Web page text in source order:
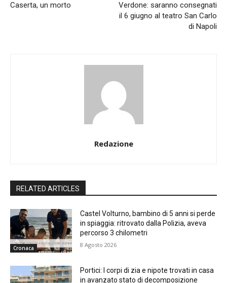
Caserta, un morto
Verdone: saranno consegnati
il 6 giugno al teatro San Carlo
di Napoli
Redazione
RELATED ARTICLES
Cronaca
Castel Volturno, bambino di 5 anni si perde
in spiaggia: ritrovato dalla Polizia, aveva
percorso 3 chilometri
8 Agosto 2026
Portici: I corpi di zia e nipote trovati in casa
in avanzato stato di decomposizione